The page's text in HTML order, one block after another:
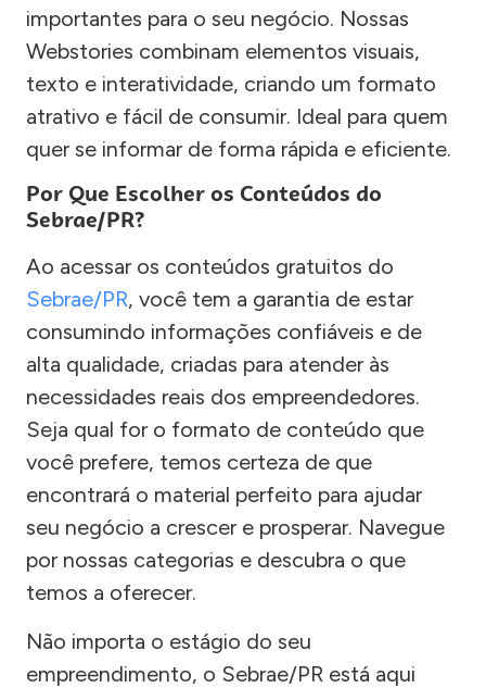
importantes para o seu negócio. Nossas
Webstories combinam elementos visuais,
texto e interatividade, criando um formato
atrativo e fácil de consumir. Ideal para quem
quer se informar de forma rápida e eficiente.
Por Que Escolher os Conteúdos do
Sebrae/PR?
Ao acessar os conteúdos gratuitos do
Sebrae/PR, você tem a garantia de estar
consumindo informações confiáveis e de
alta qualidade, criadas para atender às
necessidades reais dos empreendedores.
Seja qual for o formato de conteúdo que
você prefere, temos certeza de que
encontrará o material perfeito para ajudar
seu negócio a crescer e prosperar. Navegue
por nossas categorias e descubra o que
temos a oferecer.
Não importa o estágio do seu
empreendimento, o Sebrae/PR está aqui